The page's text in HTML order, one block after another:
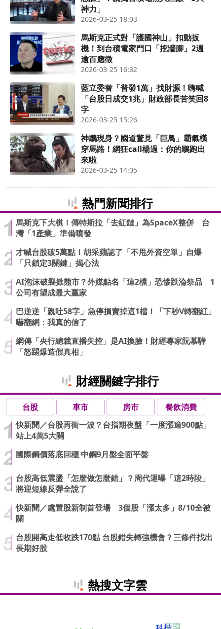
神力」
2026-03-25 18:03
馬斯克正式對「護國神山」扣動扳
機！到台積電家門口「挖牆腳」2週
逾百應徵
2026-03-25 16:32
藍立委替「普發1萬」找財源！嗨喊
「台股日成交1兆」財政部長苦笑回8
字
2026-03-25 15:26
神鵰現身？國道驚見「巨鳥」霸氣橫
穿馬路！網狂call楊過：你的鵰跑出
來啦
2026-03-25 14:05
熱門新聞排行
馬斯克下大棋！傳特斯拉「去紅鏈」為SpaceX整併 台
灣「1產業」準備噴發
才喊台股破5萬點！胡采蘋認了「不甩外資空單」自爆
「只鎖定3關鍵」揭心法
AI泡沫破裂掀熊市？外媒點名「這2檔」恐慘跌淪祭品 1
公司有望成最大贏家
巴逆逆「親吐58字」急停損賣掉這1檔！「下秒V轉翻紅」
嚇翻網：我真的信了
網傳「央行總裁直播失控」是AI換臉！財經專家阮慕驊
「怒踢爆造假真相」
財經關鍵字排行
台股 車市 房市
餐飲消費
快新聞／台股再衝一波？台指期夜盤「一度漲逾900點」
站上4萬5大關
國際鋼價落底回穩 中鋼9月盤全面平盤
台股高低震盪「怎麼做怎麼錯」？周代運曝「這2時段」
將迎短線反彈全說了
快新聞／處置股新制首登場 3個股「漲太多」8/10全被
關
台股開高走低收跌170點 台股錯失轉強機會？三條件找出
長期好股
熱搜文字雲
英國